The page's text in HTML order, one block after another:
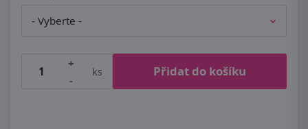
+
-
ks Přidat do košíku